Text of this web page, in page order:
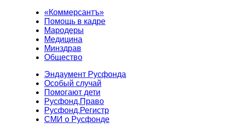
«Коммерсантъ»
Помощь в кадре
Мародеры
Медицина
Минздрав
Общество
Эндаумент Русфонда
Особый случай
Помогают дети
Русфонд.Право
Русфонд.Регистр
СМИ о Русфонде